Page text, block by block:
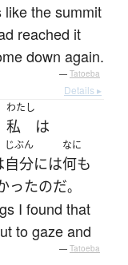
like the summit
reached it
down again.
— Tatoeba
Details ▸
わたし
私 は
じぶん
自分には
なに
何も
ったのだ。
I found that
to gaze and
— Tatoeba